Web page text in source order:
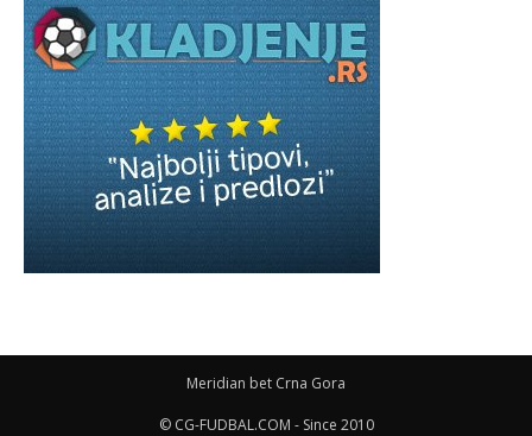
Meridian bet Crna Gora
© CG-FUDBAL.COM - Since 2010